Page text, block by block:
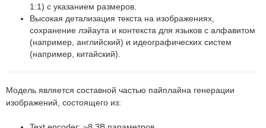
1:1) с указанием размеров.
Высокая детализация текста на изображениях,
сохранение лэйаута и контекста для языков с алфавитом
(например, английский) и идеографических систем
(например, китайский).
Модель является составной частью пайплайна генерации
изображений, состоящего из: